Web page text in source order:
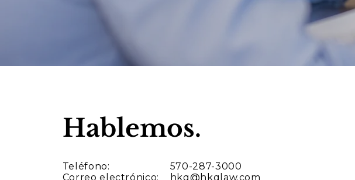
Hablemos.
Teléfono:
Correo electrónico:
570-287-3000
hkq@hkqlaw.com